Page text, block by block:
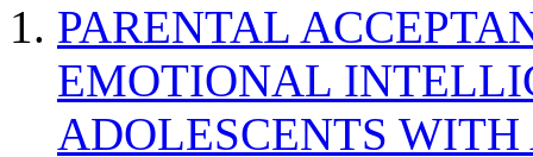
PARENTAL
EMOTIONAL
ADOLESCENTS